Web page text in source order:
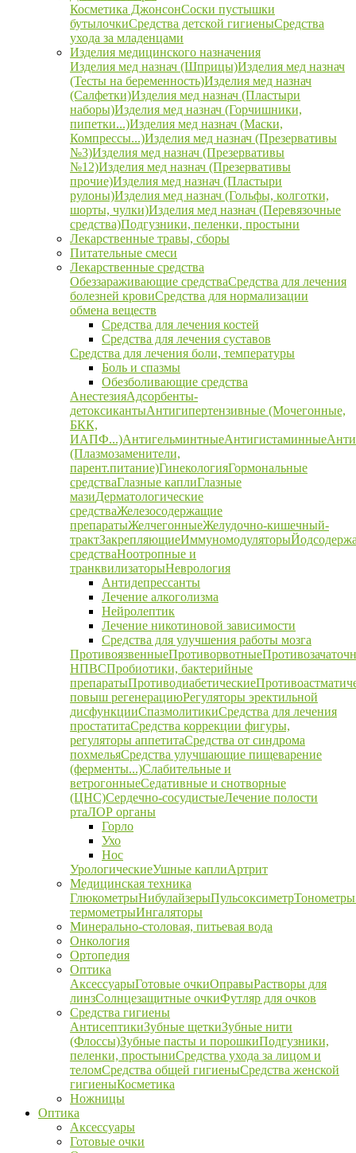
Косметика ДжонсонСоски пустышки
бутылочкиСредства детской гигиеныСредства
ухода за младенцами
Изделия медицинского назначения
Изделия мед назнач (Шприцы)Изделия мед назнач
(Тесты на беременность)Изделия мед назнач
(Салфетки)Изделия мед назнач (Пластыри
наборы)Изделия мед назнач (Горчишники,
пипетки...)Изделия мед назнач (Маски,
Компрессы...)Изделия мед назнач (Презервативы
№3)Изделия мед назнач (Презервативы
№12)Изделия мед назнач (Презервативы
прочие)Изделия мед назнач (Пластыри
рулоны)Изделия мед назнач (Гольфы, колготки,
шорты, чулки)Изделия мед назнач (Перевязочные
средства)Подгузники, пеленки, простыни
Лекарственные травы, сборы
Питательные смеси
Лекарственные средства
Обеззараживающие средстваСредства для лечения
болезней кровиСредства для нормализации
обмена веществ
Средства для лечения костей
Средства для лечения суставов
Средства для лечения боли, температуры
Боль и спазмы
Обезболивающие средства
АнестезияАдсорбенты-
детоксикантыАнтигипертензивные (Мочегонные,
БКК,
ИАПФ...)АнтигельминтныеАнтигистаминные
(Плазмозаменители,
парент.питание)ГинекологияГормональные
средстваГлазные каплиГлазные
мазиДерматологические
средстваЖелезосодержащие
препаратыЖелчегонныеЖелудочно-кишечный-
трактЗакрепляющиеИммуномодуляторы
средстваНоотропные и
транквилизаторыНеврология
Антидепрессанты
Лечение алкоголизма
Нейролептик
Лечение никотиновой зависимости
Средства для улучшения работы мозга
ПротивоязвенныеПротиворвотные
НПВСПробиотики, бактерийные
препаратыПротиводиабетические
повыш регенерациюРегуляторы эректильной
дисфункцииСпазмолитикиСредства для лечения
простатитаСредства коррекции фигуры,
регуляторы аппетитаСредства от синдрома
похмельяСредства улучшающие пищеварение
(ферменты...)Слабительные и
ветрогонныеСедативные и снотворные
(ЦНС)Сердечно-сосудистыеЛечение полости
ртаЛОР органы
Горло
Ухо
Нос
УрологическиеУшные каплиАртрит
Медицинская техника
ГлюкометрыНибулайзерыПульсоксиметрТонометры
термометрыИнгаляторы
Минерально-столовая, питьевая вода
Онкология
Ортопедия
Оптика
АксессуарыГотовые очкиОправыРастворы для
линзСолнцезащитные очкиФутляр для очков
Средства гигиены
АнтисептикиЗубные щеткиЗубные нити
(Флоссы)Зубные пасты и порошкиПодгузники,
пеленки, простыниСредства ухода за лицом и
теломСредства общей гигиеныСредства женской
гигиеныКосметика
Ножницы
Оптика
Аксессуары
Готовые очки